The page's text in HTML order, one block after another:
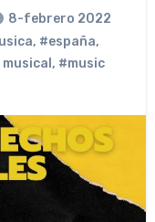
8-febrero 2022
, #españa,
, #music